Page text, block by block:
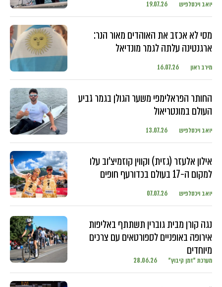
יואב ויכסלפיש 19.07.26
מסי לא אכזב את האוהדים מאור הנר:
ארגנטינה עלתה לגמר מונדיאל
מירב ראון 16.07.26
החותר הפראלימפי משער הגולן בגמר גביע
העולם במונטריאול
יואב ויכסלפיש 13.07.26
אילון אלעזר (גזית) וקווין קוזמיצ'וב עלו
למקום ה-17 בעולם בכדורעף חופים
יואב ויכסלפיש 07.07.26
נגה קורן מבית גוברין תשתתף באליפות
אירופה באופניים לספורטאים עם צרכים
מיוחדים
מערכת "זמן קיבוץ" 28.06.26